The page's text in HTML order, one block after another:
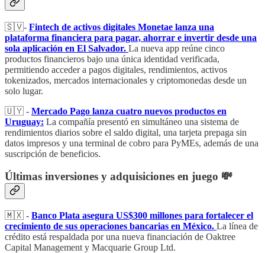
🇸🇻- Fintech de activos digitales Monetae lanza una
plataforma financiera para pagar, ahorrar e invertir desde una
sola aplicación en El Salvador. La nueva app reúne cinco
productos financieros bajo una única identidad verificada,
permitiendo acceder a pagos digitales, rendimientos, activos
tokenizados, mercados internacionales y criptomonedas desde un
solo lugar.
🇺🇾 - Mercado Pago lanza cuatro nuevos productos en
Uruguay: La compañía presentó en simultáneo una sistema de
rendimientos diarios sobre el saldo digital, una tarjeta prepaga sin
datos impresos y una terminal de cobro para PyMEs, además de una
suscripción de beneficios.
Últimas inversiones y adquisiciones en juego 💸
🇲🇽 - Banco Plata asegura US$300 millones para fortalecer el
crecimiento de sus operaciones bancarias en México. La línea de
crédito está respaldada por una nueva financiación de Oaktree
Capital Management y Macquarie Group Ltd.